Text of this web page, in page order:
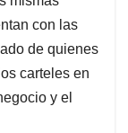
con las
de quienes
carteles en
y el